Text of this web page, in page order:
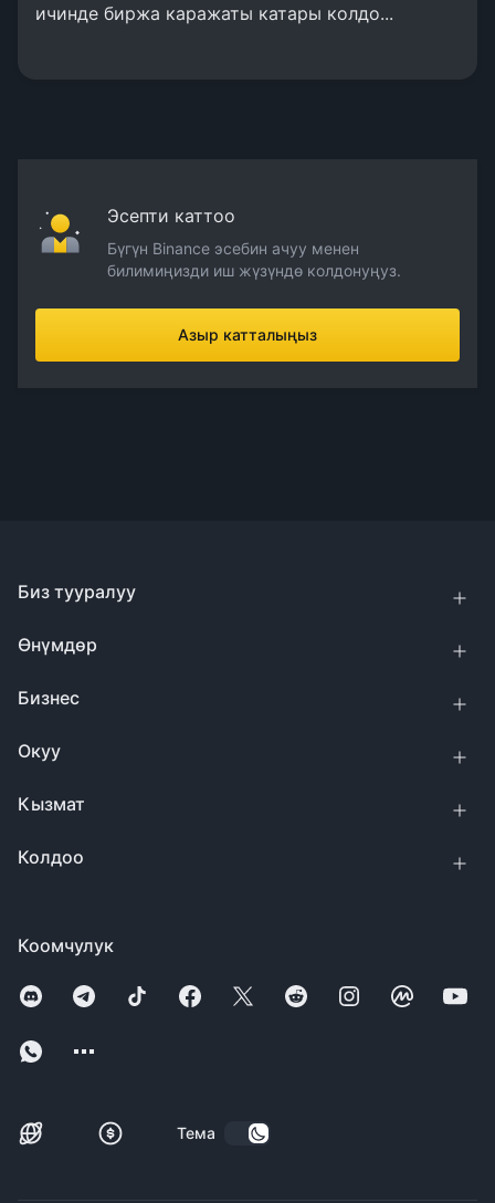
ичинде биржа каражаты катары колдо...
Эсепти каттоо
Бүгүн Binance эсебин ачуу менен
билимиңизди иш жүзүндө колдонуңуз.
Азыр катталыңыз
Коомчулук
Тема
Биз тууралуу
Өнүмдөр
Бизнес
Окуу
Кызмат
Колдоо